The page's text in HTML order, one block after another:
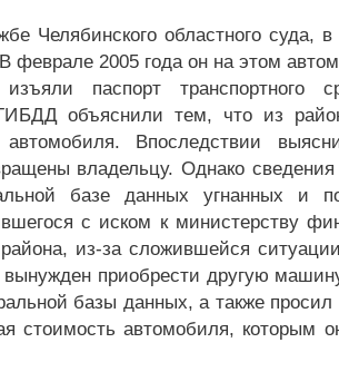
Челябинского областного суда,
феврале 2005 года он на этом
паспорт транспортного
объяснили тем, что из
Впоследствии
владельцу. Однако
базе данных угнанных и
с иском к министерству
из-за сложившейся
приобрести другую
базы данных, а также просил
стоимость автомобиля, которым